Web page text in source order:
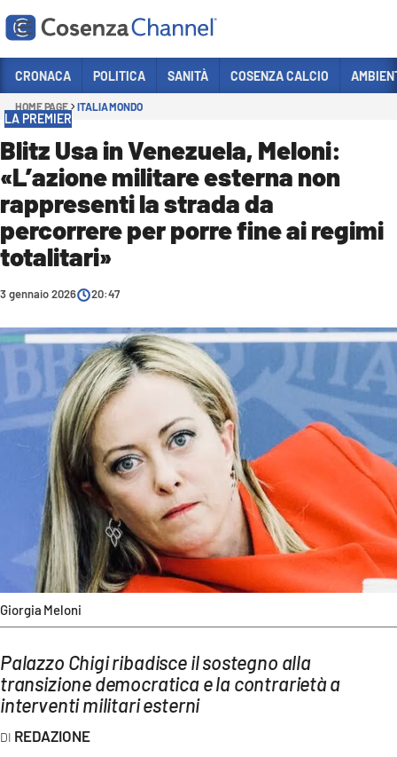
Sezioni
CRONACA
POLITICA
COSENZA CALCIO
ECONOMIA E LAVORO
ITALIA MONDO
SANITÀ
SPORT
CULTURA
AMBIENTE
Streaming
LAC TV
LAC NETWORK
LAC ONAIR
LaC
Network
LACTV.IT
LACONAIR.IT
LACITYMAG.IT
CRONACA POLITICA SANITÀ COSENZA CALCIO
HOME PAGE ITALIA MONDO
LA PREMIER
Blitz Usa in Venezuela, Meloni:
«L’azione militare esterna non
rappresenti la strada da
percorrere per porre fine ai regimi
totalitari»
Giorgia Meloni
3 gennaio 2026 20:47
Palazzo Chigi ribadisce il sostegno alla
transizione democratica e la contrarietà a
interventi militari esterni
REDAZIONE